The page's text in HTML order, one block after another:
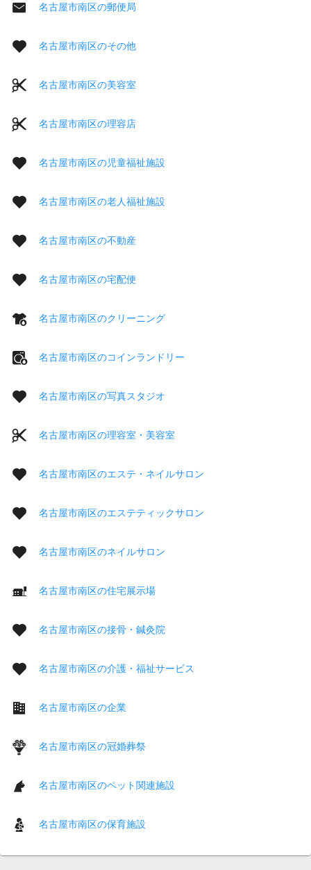
名古屋市南区の郵便局
名古屋市南区のその他
名古屋市南区の美容室
名古屋市南区の理容店
名古屋市南区の児童福祉施設
名古屋市南区の老人福祉施設
名古屋市南区の不動産
名古屋市南区の宅配便
名古屋市南区のクリーニング
名古屋市南区のコインランドリー
名古屋市南区の写真スタジオ
名古屋市南区の理容室・美容室
名古屋市南区のエステ・ネイルサロン
名古屋市南区のエステティックサロン
名古屋市南区のネイルサロン
名古屋市南区の住宅展示場
名古屋市南区の接骨・鍼灸院
名古屋市南区の介護・福祉サービス
名古屋市南区の企業
名古屋市南区の冠婚葬祭
名古屋市南区のペット関連施設
名古屋市南区の保育施設